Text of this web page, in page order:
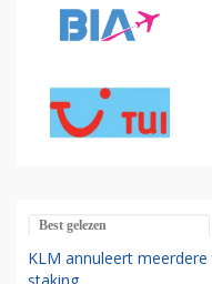
Best gelezen
KLM annuleert